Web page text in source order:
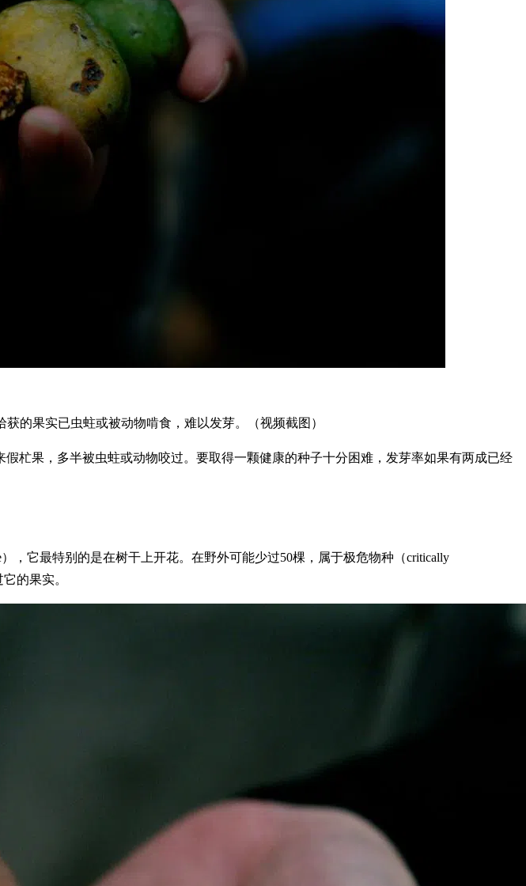
的果实已虫蛀或被动物啃食，难以发芽。（视频截图）
杧果，多半被虫蛀或动物咬过。要取得一颗健康的种子十分困难，发芽率如果有两成已经
，它最特别的是在树干上开花。在野外可能少过50棵，属于极危物种（critically
的果实。